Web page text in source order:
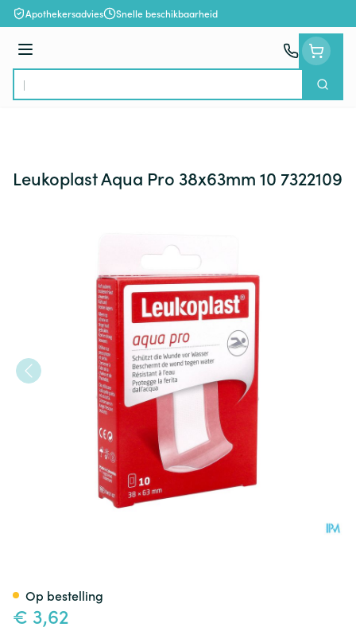
Ga naar de inhoud
Apothekersadvies Snelle beschikbaarheid
Menu
Product, merk, categorie...
Zoek
Leukoplast Aqua Pro 38x63mm 10 7322109
€ 3,62
Op bestelling